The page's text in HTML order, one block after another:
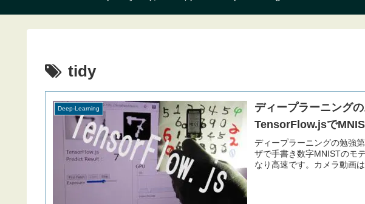
tidy
Deep-Learning
ディープラーニングの
TensorFlow.jsで
ディープラーニングの勉強
ザで手書き数字MNISTのモ
なり高速です。カメラ動画